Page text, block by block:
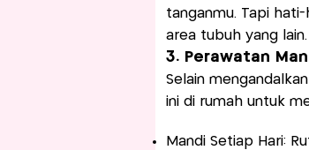
tanganmu. Tapi
area tubuh yang lain.
3. Perawatan
Selain
ini di rumah untuk
Mandi Setiap Hari: